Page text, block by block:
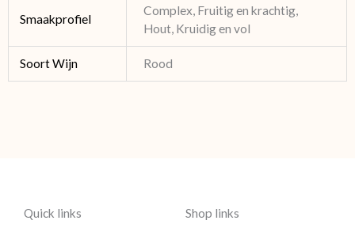
Smaakprofiel
Complex, Fruitig en krachtig,
Hout, Kruidig en vol
Soort Wijn Rood
Quick links Shop links